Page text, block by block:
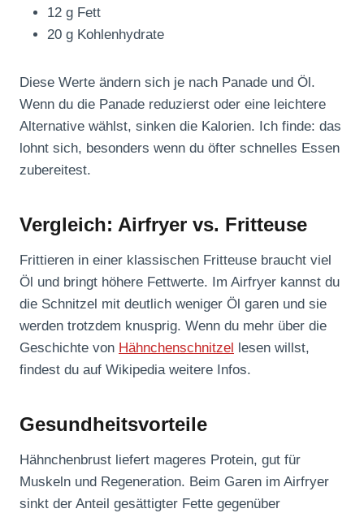
12 g Fett
20 g Kohlenhydrate
Diese Werte ändern sich je nach Panade und Öl.
Wenn du die Panade reduzierst oder eine leichtere
Alternative wählst, sinken die Kalorien. Ich finde: das
lohnt sich, besonders wenn du öfter schnelles Essen
zubereitest.
Vergleich: Airfryer vs. Fritteuse
Frittieren in einer klassischen Fritteuse braucht viel
Öl und bringt höhere Fettwerte. Im Airfryer kannst du
die Schnitzel mit deutlich weniger Öl garen und sie
werden trotzdem knusprig. Wenn du mehr über die
Geschichte von Hähnchenschnitzel
lesen willst,
findest du auf Wikipedia weitere Infos.
Gesundheitsvorteile
Hähnchenbrust liefert mageres Protein, gut für
Muskeln und Regeneration. Beim Garen im Airfryer
sinkt der Anteil gesättigter Fette gegenüber